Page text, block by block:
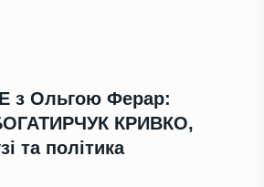
Ольгою Ферар:
КРИВКО,
та політика